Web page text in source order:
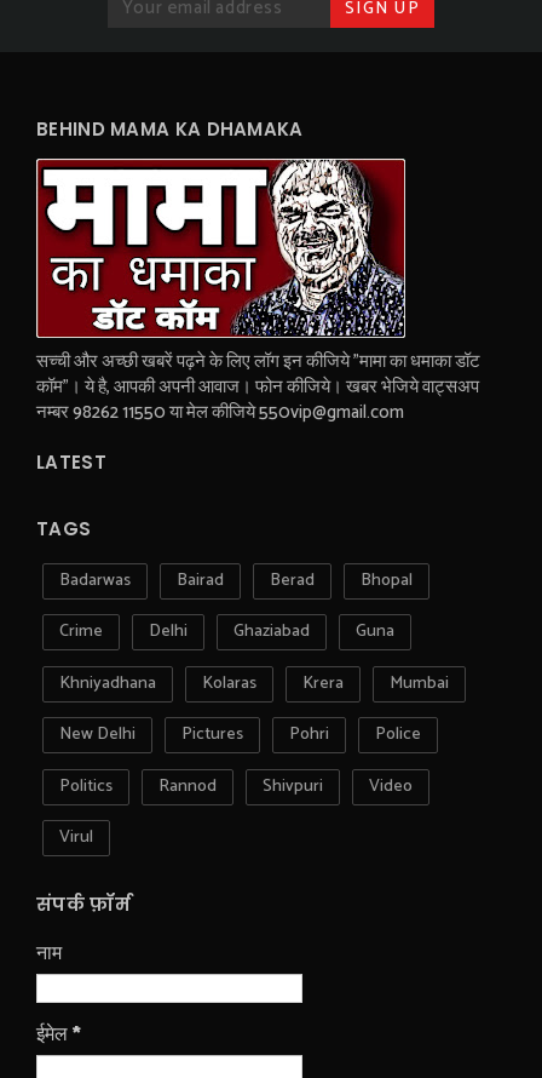
BEHIND MAMA KA DHAMAKA
सच्ची और अच्छी खबरें पढ़ने के लिए लॉग इन कीजिये "मामा का धमाका डॉट
कॉम"। ये है, आपकी अपनी आवाज। फोन कीजिये। खबर भेजिये वाट्सअप
नम्बर 98262 11550 या मेल कीजिये 550vip@gmail.com
LATEST
TAGS
Badarwas Bairad Berad
Bhopal
Crime
Delhi Ghaziabad
Guna
Khniyadhana
Kolaras Krera
Mumbai
New Delhi
Pictures Pohri
Police
Politics
Rannod Shivpuri
Video
Virul
संपर्क फ़ॉर्म
नाम
ईमेल*